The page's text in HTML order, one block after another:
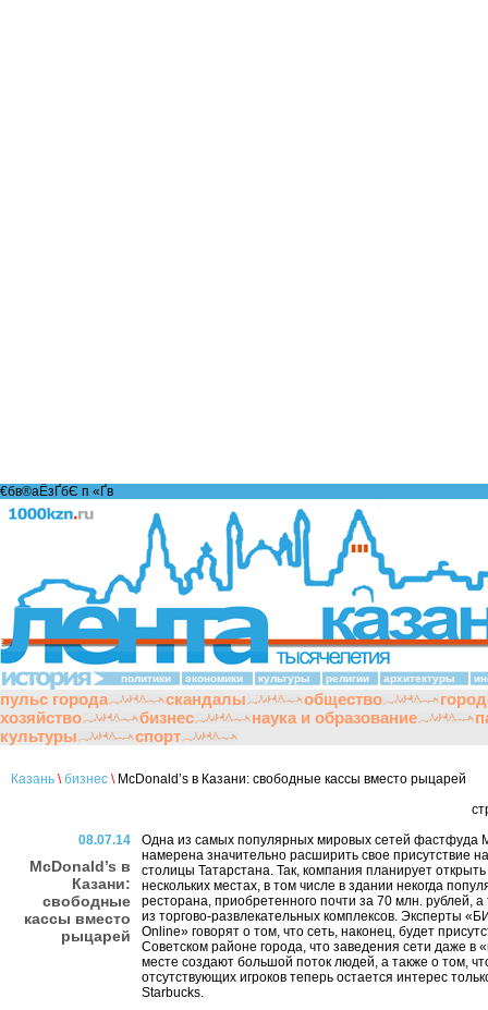
€бв®аЁзҐбЄ п «Ґ­в
политики экономики культуры религии архитектуры
пульс города скандалы общество
хозяйство
бизнес наука и образование
культуры
спорт
Казань \ бизнес \McDonald’s в Казани: свободные кассы вместо рыцарей
08.07.14
McDonald’s в
Казани:
свободные
кассы вместо
рыцарей
Одна из самых популярных мировых сетей фастфуда
намерена значительно расширить свое присутствие
столицы Татарстана. Так, компания планирует
нескольких местах, в том числе в здании некогда
ресторана, приобретенного почти за 70 млн. рублей,
из торгово-развлекательных комплексов. Эксперты
Online» говорят о том, что сеть, наконец, будет
Советском районе города, что заведения сети даже в
месте создают большой поток людей, а также о том,
отсутствующих игроков теперь остается интерес
Starbucks.